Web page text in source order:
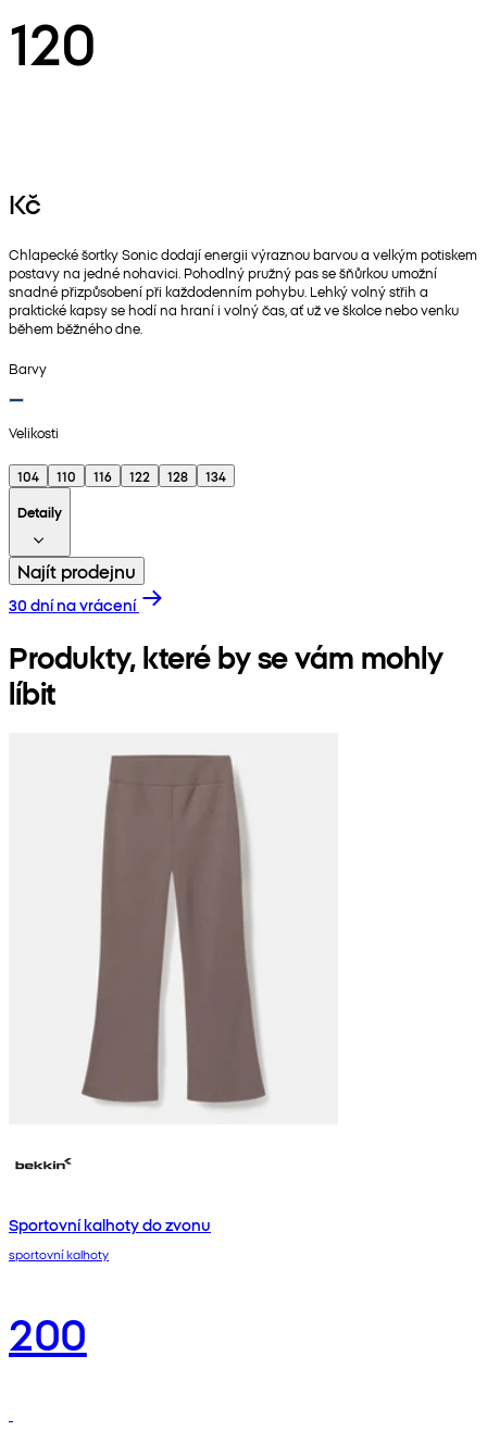
120
Kč
Chlapecké šortky Sonic dodají energii výraznou barvou a velkým potiskem
postavy na jedné nohavici. Pohodlný pružný pas se šňůrkou umožní
snadné přizpůsobení při každodenním pohybu. Lehký volný střih a
praktické kapsy se hodí na hraní i volný čas, ať už ve školce nebo venku
během běžného dne.
Barvy
Velikosti
104 110 116 122 128
134
Detaily
Najít prodejnu
30 dní na vrácení
Produkty, které by se vám mohly
líbit
Sportovní kalhoty do zvonu
sportovní kalhoty
200